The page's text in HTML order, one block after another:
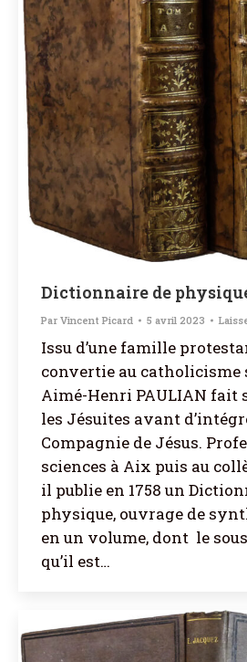
Dictionnaire de
Par Vincent Picard 5 avril 2023
Issu d’une famille
convertie au catholicisme
Aimé-Henri PAULIAN fait
les Jésuites avant
Compagnie de Jésus.
sciences à Aix puis au
il publie en 1758 un
physique, ouvrage de
en un volume, dont le
qu’il est…